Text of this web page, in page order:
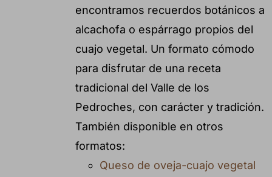
encontramos recuerdos botánicos a
alcachofa o espárrago propios del
cuajo vegetal. Un formato cómodo
para disfrutar de una receta
tradicional del Valle de los
Pedroches, con carácter y tradición.
También disponible en otros
formatos:
Queso de oveja-cuajo vegetal